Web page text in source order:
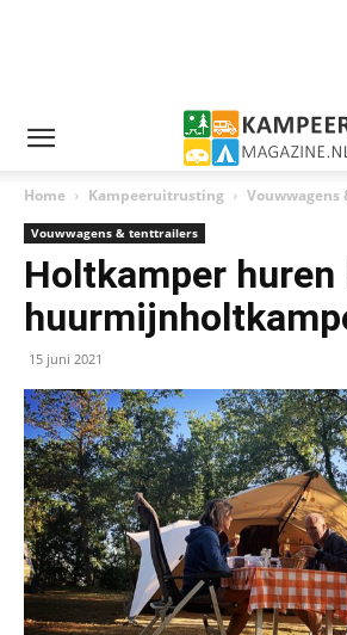
Home Kampeeruitrusting
Vouwwagens & tenttrailers
Holtkamper huren
15 juni 2021